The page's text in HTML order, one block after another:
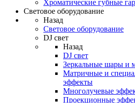
Хроматические губные
Световое оборудование
Назад
Световое оборудование
DJ свет
Назад
DJ свет
Зеркальные шары и
Матричные и
эффекты
Многолучевые
Проекционные